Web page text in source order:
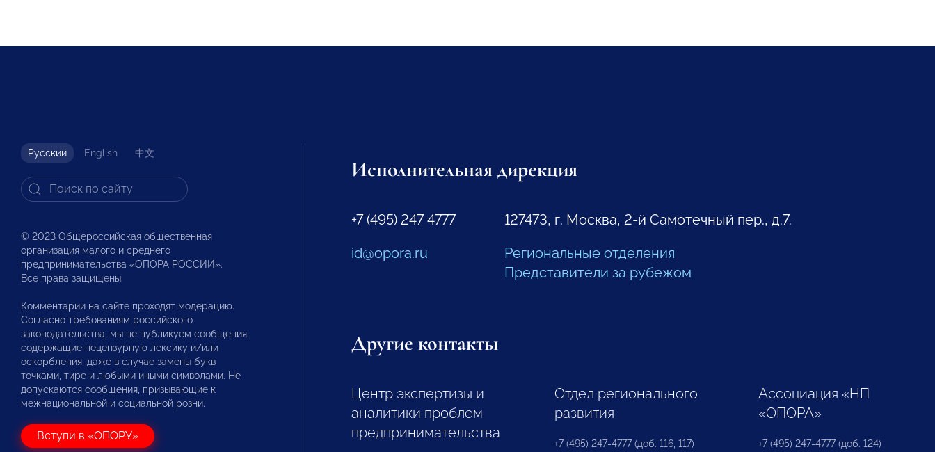
Русский English 中文
© 2023 Общероссийская общественная
организация малого и среднего
предпринимательства «ОПОРА РОССИИ».
Все права защищены.
Комментарии на сайте проходят модерацию.
Согласно требованиям российского
законодательства, мы не публикуем сообщения,
содержащие нецензурную лексику и/или
оскорбления, даже в случае замены букв
точками, тире и любыми иными символами. Не
допускаются сообщения, призывающие к
межнациональной и социальной розни.
Вступи в «ОПОРУ»
Исполнительная дирекция
+7 (495) 247 4777
id@opora.ru
127473, г. Москва, 2-й Самотечный пер., д.7.
Региональные отделения
Представители за рубежом
Другие контакты
Центр экспертизы и
аналитики проблем
предпринимательства
Отдел регионального
развития
+7 (495) 247-4777 (доб. 116, 117)
Ассоциация «НП
«ОПОРА»
+7 (495) 247-4777 (доб. 124)